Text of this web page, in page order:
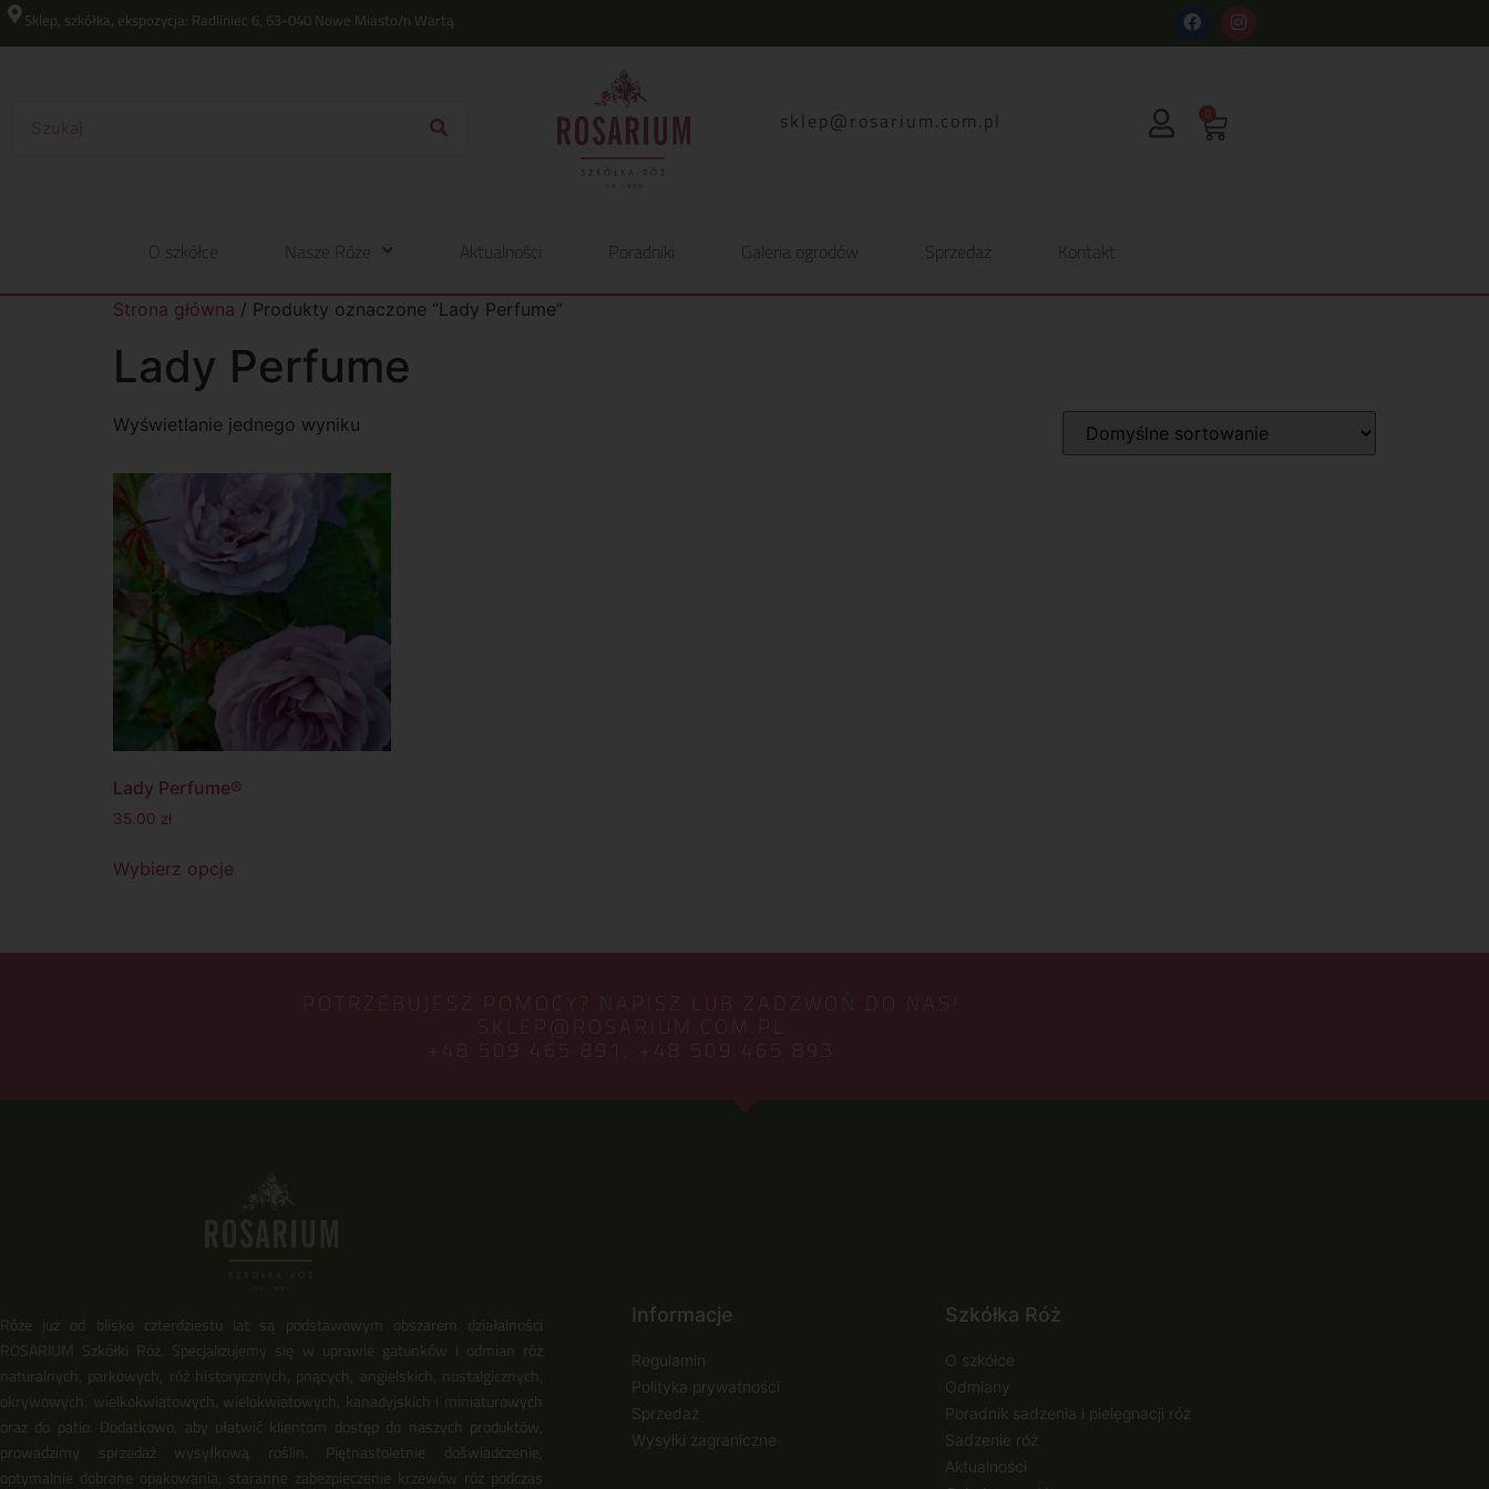
Sklep, szkółka, ekspozycja: Radliniec 6, 63-040 Nowe Miasto/n Wartą
lp.moc.muirasor@pelks 0
O szkółce Nasze Róże Aktualności Poradniki Galeria ogrodów Sprzedaż Kontakt
Strona główna / Produkty oznaczone “Lady Perfume”
Lady Perfume
Wyświetlanie jednego wyniku
Lady Perfume®
35.00 zł
Wybierz opcje
POTRZEBUJESZ POMOCY? NAPISZ LUB ZADZWOŃ DO NAS!
SKLEP@ROSARIUM.COM.PL
+48 509 465 891, +48 509 465 893
Róże już od blisko czterdziestu lat są podstawowym obszarem działalności
ROSARIUM Szkółki Róż. Specjalizujemy się w uprawie gatunków i odmian róż
naturalnych, parkowych, róż historycznych, pnących, angielskich, nostalgicznych,
okrywowych, wielkokwiatowych, wielokwiatowych, kanadyjskich i miniaturowych
oraz do patio. Dodatkowo, aby ułatwić klientom dostęp do naszych produktów,
prowadzimy sprzedaż wysyłkową roślin. Piętnastoletnie doświadczenie,
optymalnie dobrane opakowania, staranne zabezpieczenie krzewów róż podczas
Informacje
Regulamin
Polityka prywatności
Sprzedaż
Wysyłki zagraniczne
Szkółka Róż
O szkółce
Odmiany
Poradnik sadzenia i pielęgnacji róż
Sadzenie róż
Aktualności